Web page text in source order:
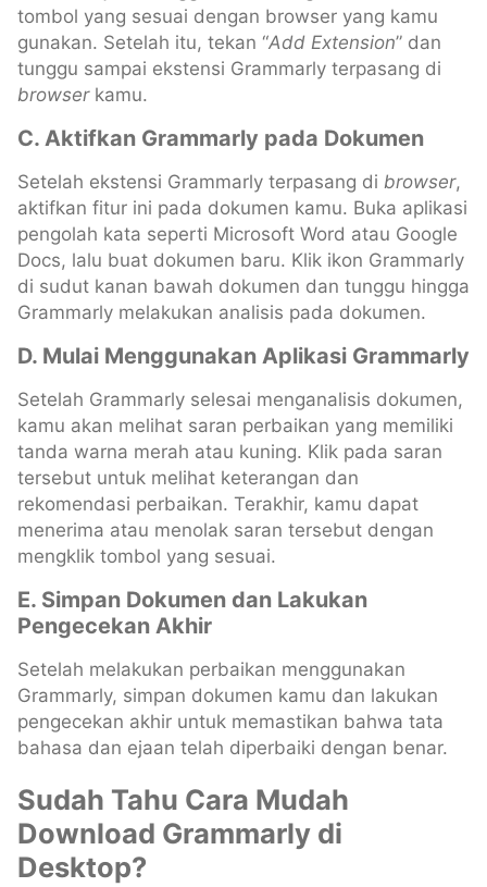
tombol yang sesuai dengan browser yang kamu
gunakan. Setelah itu, tekan “Add Extension” dan
tunggu sampai ekstensi Grammarly terpasang di
browserkamu.
C. Aktifkan Grammarly pada Dokumen
Setelah ekstensi Grammarly terpasang di browser,
aktifkan fitur ini pada dokumen kamu. Buka aplikasi
pengolah kata seperti Microsoft Word atau Google
Docs, lalu buat dokumen baru. Klik ikon Grammarly
di sudut kanan bawah dokumen dan tunggu hingga
Grammarly melakukan analisis pada dokumen.
D. Mulai Menggunakan Aplikasi Grammarly
Setelah Grammarly selesai menganalisis dokumen,
kamu akan melihat saran perbaikan yang memiliki
tanda warna merah atau kuning. Klik pada saran
tersebut untuk melihat keterangan dan
rekomendasi perbaikan. Terakhir, kamu dapat
menerima atau menolak saran tersebut dengan
mengklik tombol yang sesuai.
E. Simpan Dokumen dan Lakukan
Pengecekan Akhir
Setelah melakukan perbaikan menggunakan
Grammarly, simpan dokumen kamu dan lakukan
pengecekan akhir untuk memastikan bahwa tata
bahasa dan ejaan telah diperbaiki dengan benar.
Sudah Tahu Cara Mudah
Download Grammarly di
Desktop?